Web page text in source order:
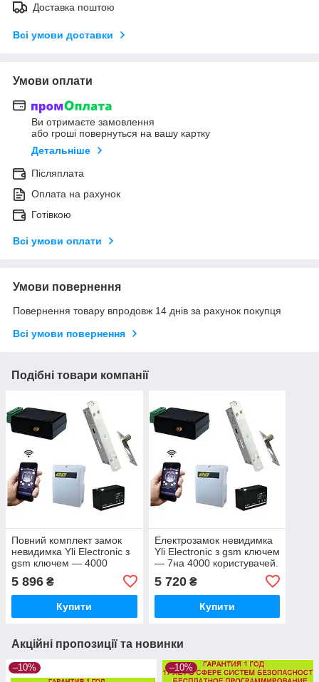
Доставка поштою
Всі умови доставки
Умови оплати
Ви отримаєте замовлення
або гроші повернуться на вашу картку
Детальніше
Післяплата
Оплата на рахунок
Готівкою
Всі умови оплати
Умови повернення
Повернення товару впродовж 14 днів за рахунок покупця
Всі умови повернення
Подібні товари компанії
Повний комплект замок
невидимка Yli Electronic з
gsm ключем — 4000
електроригельний замок
5 896 ₴
Купити
Електрозамок невидимка
Yli Electronic з gsm ключем
— 7на 4000 користувачей.
5 720₴
Купити
Акційні пропозиції та новинки
–10% –10%